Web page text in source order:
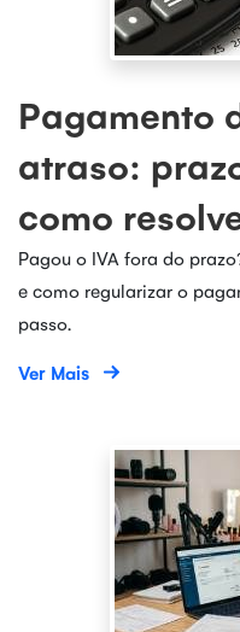
Pagamento
atraso:
como
Pagou o IVA fora do
e como regularizar o
passo.
Ver Mais